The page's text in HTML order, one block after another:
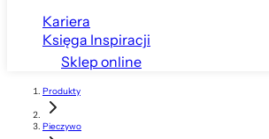
Kariera
Księga Inspiracji
Sklep online
Produkty
Pieczywo